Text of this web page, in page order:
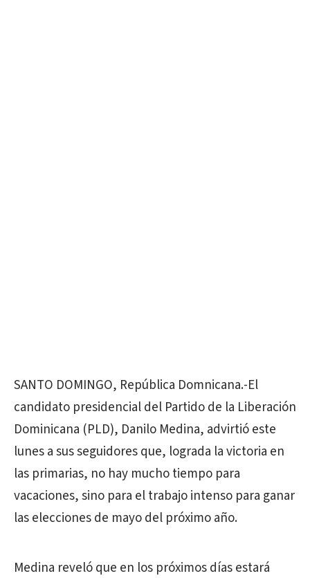
SANTO DOMINGO, República Domnicana.-El
candidato presidencial del Partido de la Liberación
Dominicana (PLD), Danilo Medina, advirtió este
lunes a sus seguidores que, lograda la victoria en
las primarias, no hay mucho tiempo para
vacaciones, sino para el trabajo intenso para ganar
las elecciones de mayo del próximo año.
Medina reveló que en los próximos días estará